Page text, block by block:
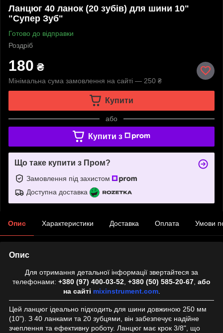
Ланцюг 40 ланок (20 зубів) для шини 10"
"Супер Зуб"
Готово до відправки
Роздріб
180 ₴
Мінімальна сума замовлення на сайті — 250 ₴
Купити
або
Купити з
Що таке купити з Пром?
Замовлення під захистом
Доступна доставка
Опис Характеристики Доставка Оплата Умови
Опис
Для отримання детальної інформації звертайтеся за
телефонами: +380 (97) 400-03-52 +380 (50) 585-20-67 або
на сайті mixinstrument.com.
Цей ланцюг ідеально підходить для шини довжиною 250 мм
(10"). З 40 ланками та 20 зубцями, він забезпечує надійне
зчеплення та ефективну роботу. Ланцюг має крок 3/8", що